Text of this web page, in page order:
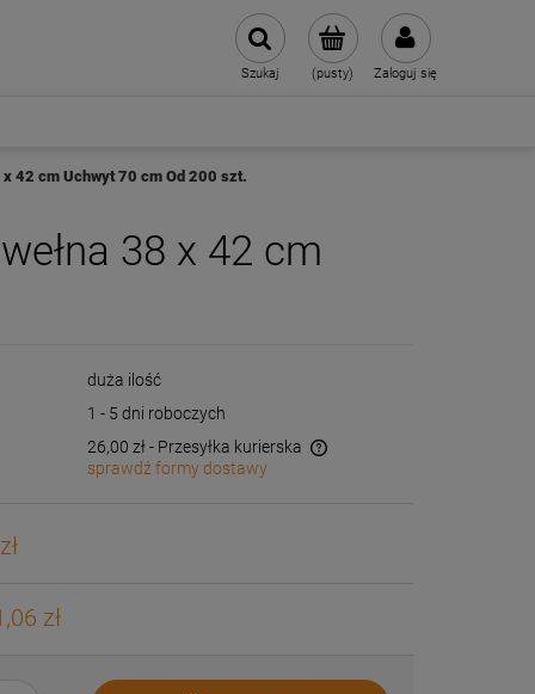
(pusty) Zaloguj się
Szukaj
x 42 cm Uchwyt 70 cm Od 200 szt.
38 x 42 cm
duża ilość
1 - 5 dni roboczych
26,00 zł - Przesyłka kurierska
sprawdź formy dostawy
zł